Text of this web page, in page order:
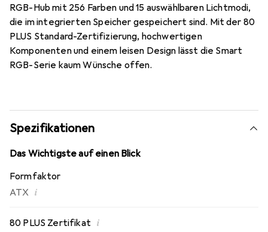
RGB-Hub mit 256 Farben und 15 auswählbaren Lichtmodi,
die im integrierten Speicher gespeichert sind. Mit der 80
PLUS Standard-Zertifizierung, hochwertigen
Komponenten und einem leisen Design lässt die Smart
RGB-Serie kaum Wünsche offen.
Spezifikationen
Das Wichtigste auf einen Blick
Formfaktor
ATX i
80 PLUS Zertifikat i